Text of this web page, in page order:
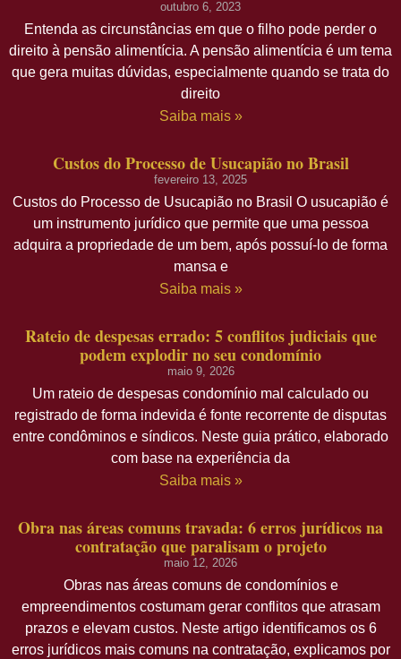
outubro 6, 2023
Entenda as circunstâncias em que o filho pode perder o
direito à pensão alimentícia. A pensão alimentícia é um tema
que gera muitas dúvidas, especialmente quando se trata do
direito
Saiba mais »
Custos do Processo de Usucapião no Brasil
fevereiro 13, 2025
Custos do Processo de Usucapião no Brasil O usucapião é
um instrumento jurídico que permite que uma pessoa
adquira a propriedade de um bem, após possuí-lo de forma
mansa e
Saiba mais »
Rateio de despesas errado: 5 conflitos judiciais que
podem explodir no seu condomínio
maio 9, 2026
Um rateio de despesas condomínio mal calculado ou
registrado de forma indevida é fonte recorrente de disputas
entre condôminos e síndicos. Neste guia prático, elaborado
com base na experiência da
Saiba mais »
Obra nas áreas comuns travada: 6 erros jurídicos na
contratação que paralisam o projeto
maio 12, 2026
Obras nas áreas comuns de condomínios e
empreendimentos costumam gerar conflitos que atrasam
prazos e elevam custos. Neste artigo identificamos os 6
erros jurídicos mais comuns na contratação, explicamos por